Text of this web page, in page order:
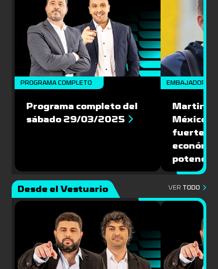
PROGRAMA COMPLETO
Programa completo del
sábado 29/03/2025
EMBAJADORES
Martin
México:
fuerte
Desde el Vestuario VER TODO